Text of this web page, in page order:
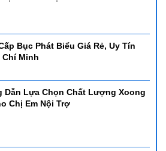
Bục Phát Biểu Giá Rẻ, Uy Tín
Chí Minh
Dẫn Lựa Chọn Chất Lượng Xoong
Chị Em Nội Trợ